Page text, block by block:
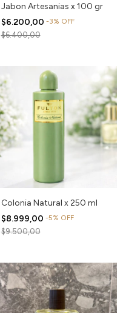
Jabon Artesanias x 100 gr
$6.200,00 -3% OFF
$6.400,00
Colonia Natural x 250 ml
$8.999,00 -5% OFF
$9.500,00